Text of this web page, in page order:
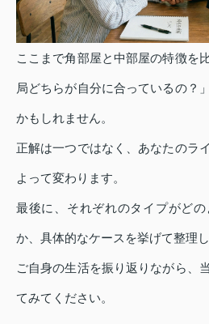
ここまで角部屋と中部屋の特徴を
局どちらが自分に合っているの？
かもしれません。
正解は一つではなく、あなたのラ
よって変わります。
最後に、それぞれのタイプがど
か、具体的なケースを挙げて整理
ご自身の生活を振り返りながら、
てみてください。